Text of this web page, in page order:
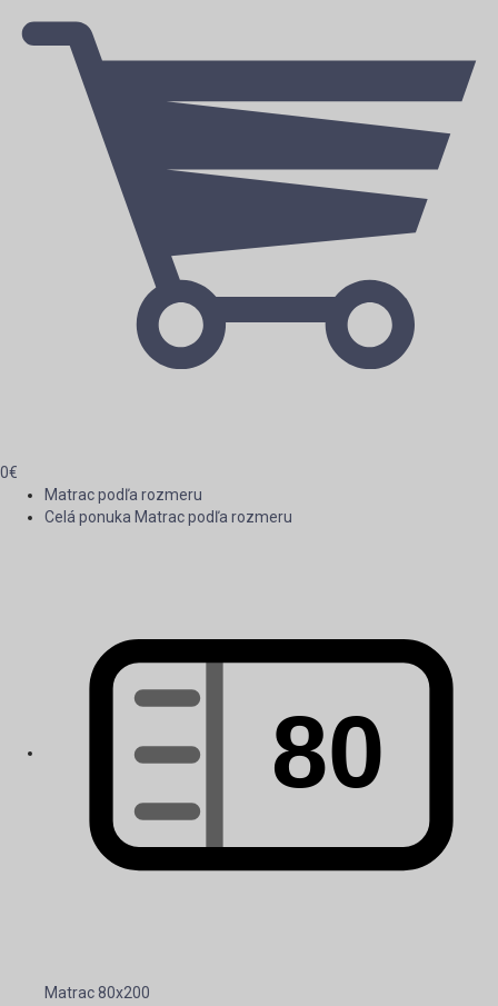
0€
Matrac podľa rozmeru
Celá ponuka Matrac podľa rozmeru
Matrac 80x200